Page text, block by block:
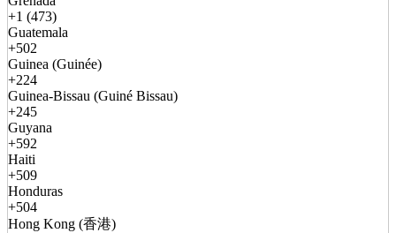
+1 (473)
Guatemala
+502
Guinea (Guinée)
+224
Guinea-Bissau (Guiné Bissau)
+245
Guyana
+592
Haiti
+509
Honduras
+504
Hong Kong (香港)